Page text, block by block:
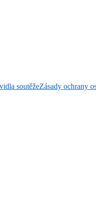
soutěžeZásady ochrany